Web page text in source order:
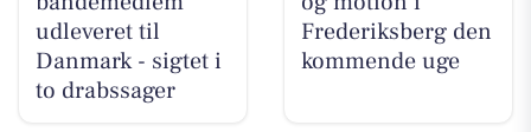
udleveret til
Danmark - sigtet i
to drabssager
Frederiksberg den
kommende uge